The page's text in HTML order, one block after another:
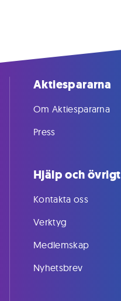
Aktiespararna
Om Aktiespararna
Press
Hjälp och övrigt
Kontakta oss
Verktyg
Medlemskap
Nyhetsbrev